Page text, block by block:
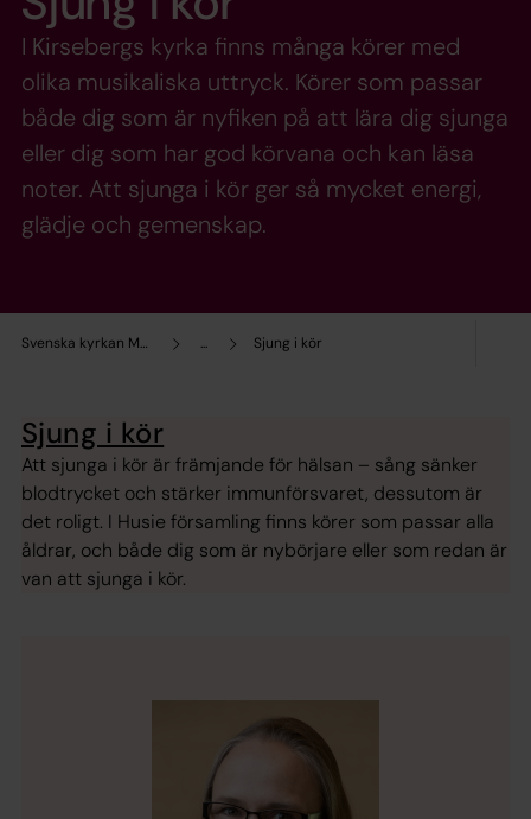
Svenska kyrkan Malmö ... Sjung i kör
I Kirsebergs kyrka finns många körer med
olika musikaliska uttryck. Körer som passar
både dig som är nyfiken på att lära dig sjunga
eller dig som har god körvana och kan läsa
noter. Att sjunga i kör ger så mycket energi,
glädje och gemenskap.
Sjung i kör
Att sjunga i kör är främjande för hälsan – sång sänker
blodtrycket och stärker immunförsvaret, dessutom är
det roligt. I Husie församling finns körer som passar alla
åldrar, och både dig som är nybörjare eller som redan är
van att sjunga i kör.